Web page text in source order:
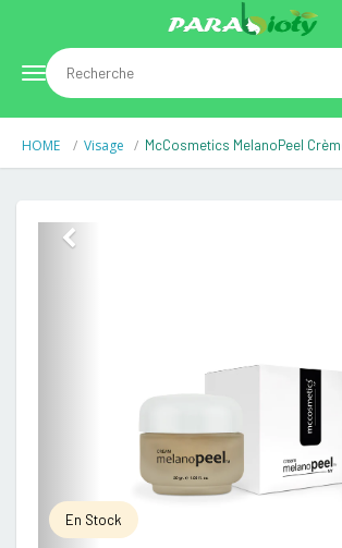
Toggle
navigation
HOME Visage McCosmetics MelanoPeel
En Stock